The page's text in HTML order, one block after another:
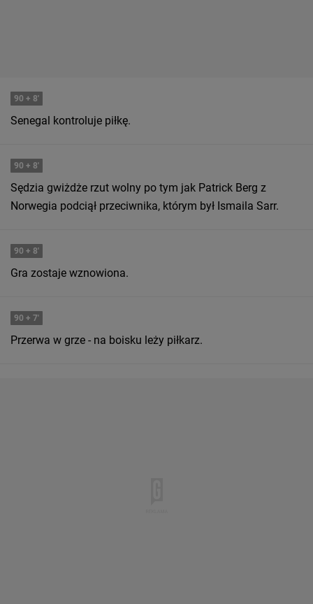
90 + 8'
Senegal kontroluje piłkę.
90 + 8'
Sędzia gwiżdże rzut wolny po tym jak Patrick Berg z
Norwegia podciął przeciwnika, którym był Ismaila Sarr.
90 + 8'
Gra zostaje wznowiona.
90 + 7'
Przerwa w grze - na boisku leży piłkarz.